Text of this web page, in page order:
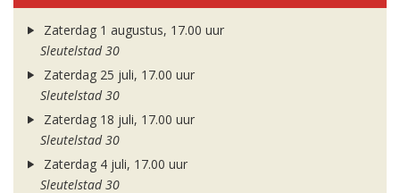
Zaterdag 1 augustus, 17.00 uur
Sleutelstad 30
Zaterdag 25 juli, 17.00 uur
Sleutelstad 30
Zaterdag 18 juli, 17.00 uur
Sleutelstad 30
Zaterdag 4 juli, 17.00 uur
Sleutelstad 30